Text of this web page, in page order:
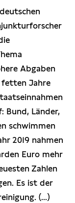
Abgaben
fetten Jahre
Bund, Länder,
schwimmen
2019 nahmen
Euro mehr
Zahlen
Es ist der
(...)